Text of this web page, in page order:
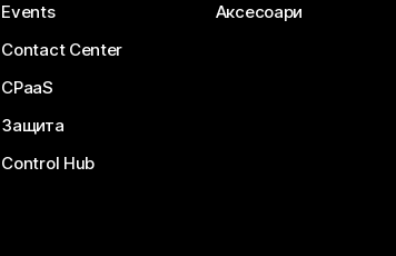
Events
Contact Center
CPaaS
Защита
Control Hub
Аксесоари